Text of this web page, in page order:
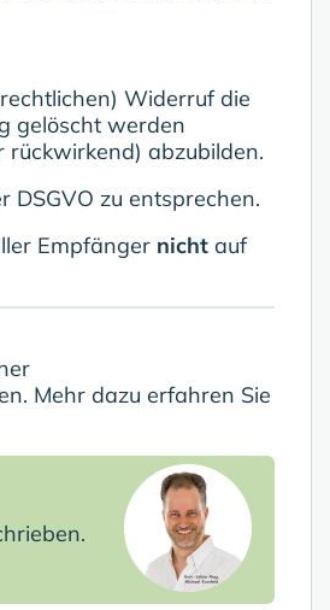
Widerruf die
gelöscht werden
rückwirkend) abzubilden.
DSGVO zu entsprechen.
Empfänger nichtauf
Mehr dazu erfahren Sie